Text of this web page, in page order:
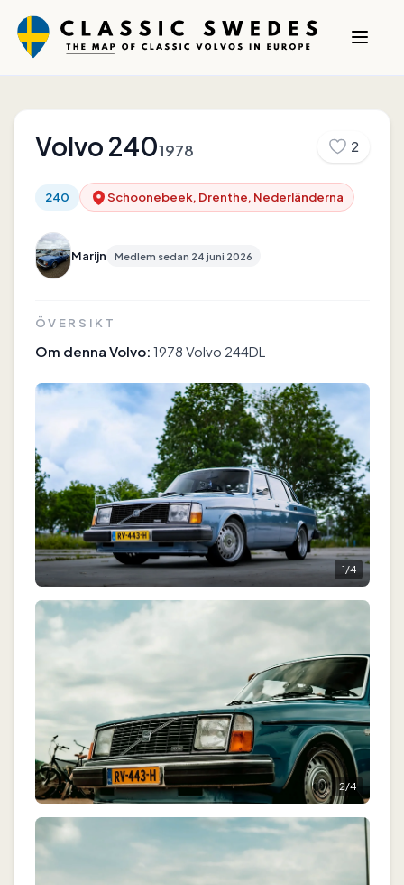
Volvo 2401978 2
240 Schoonebeek, Drenthe, Nederländerna
Marijn Medlem sedan 24 juni 2026
ÖVERSIKT
Om denna Volvo: 1978 Volvo 244DL
1/4
2/4